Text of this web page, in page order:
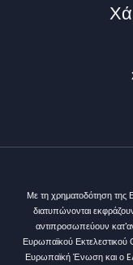
Με τη χρηματοδότηση
διατυπώνονται
αντιπροσωπεύουν
Ευρωπαϊκού Εκτελεστικού
Ευρωπαϊκή Ένωση και ο